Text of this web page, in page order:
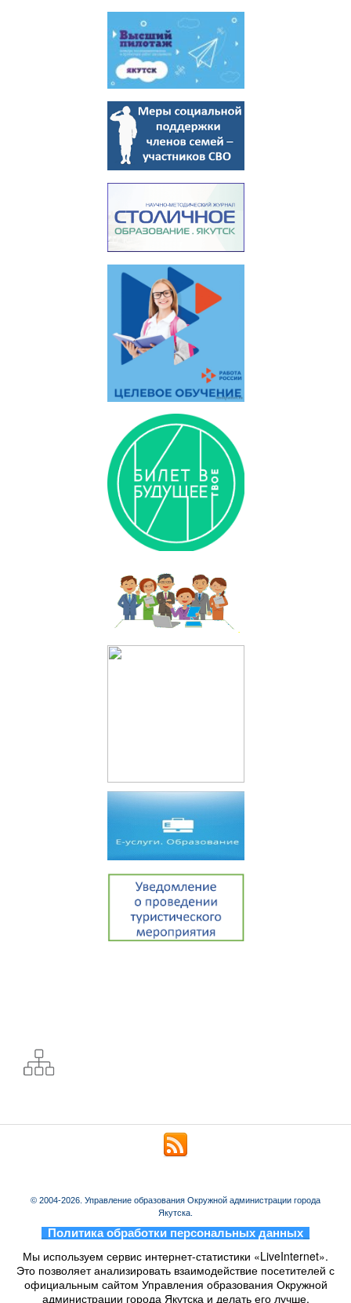
© 2004-2026. Управление образования Окружной администрации города
Якутска.
Политика обработки персональных данных
Мы используем сервис интернет-статистики «LiveInternet».
Это позволяет анализировать взаимодействие посетителей с
официальным сайтом Управления образования Окружной
администрации города Якутска и делать его лучше.